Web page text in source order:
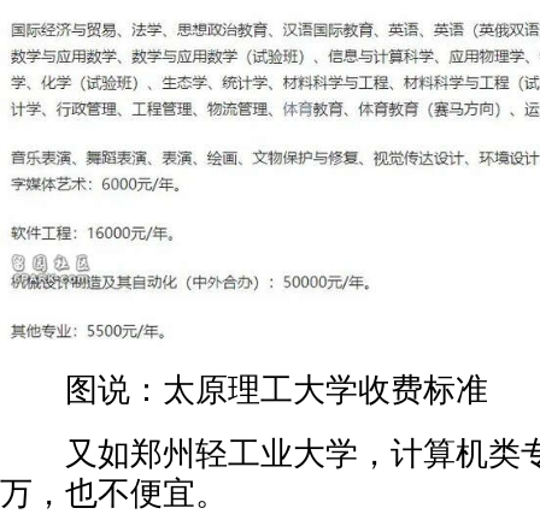
图说：太原理工大学收费标准
又如郑州轻工业大学，计算机类
万，也不便宜。